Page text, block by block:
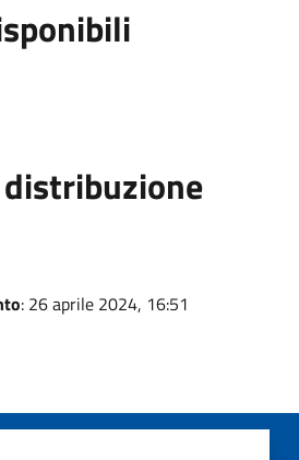
: 26 aprile 2024, 16:51